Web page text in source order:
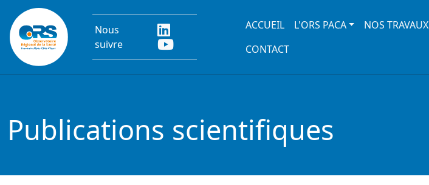
Aller au contenu principal
Nous
suivre
Main navigation
ACCUEIL L'ORS PACA NOS TRAVAUX
CONTACT
Publications scientifiques